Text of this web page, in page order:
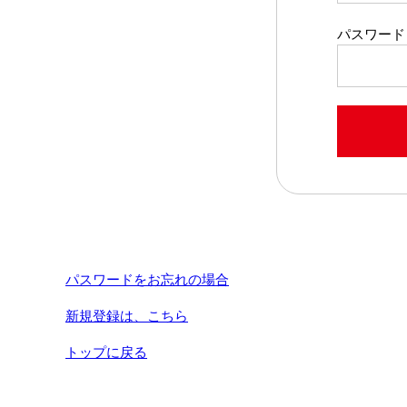
パスワード
パスワードをお忘れの場合
新規登録は、こちら
トップに戻る